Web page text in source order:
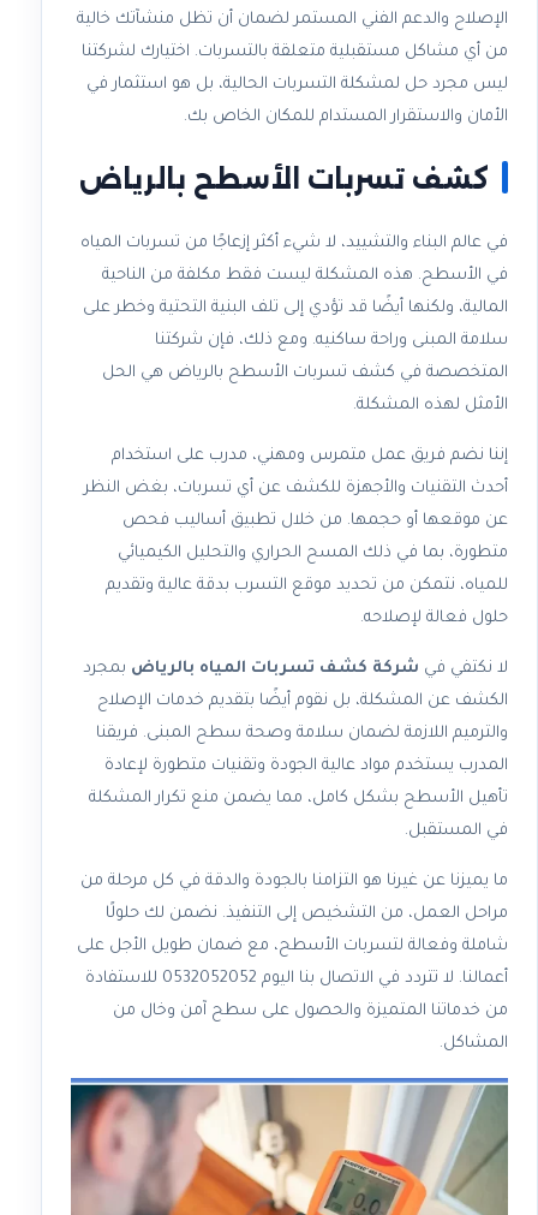
الإصلاح والدعم الفني المستمر لضمان أن تظل منشآتك خالية
من أي مشاكل مستقبلية متعلقة بالتسربات. اختيارك لشركتنا
ليس مجرد حل لمشكلة التسربات الحالية، بل هو استثمار في
الأمان والاستقرار المستدام للمكان الخاص بك.
كشف تسربات الأسطح بالرياض
في عالم البناء والتشييد، لا شيء أكثر إزعاجًا من تسربات المياه
في الأسطح. هذه المشكلة ليست فقط مكلفة من الناحية
المالية، ولكنها أيضًا قد تؤدي إلى تلف البنية التحتية وخطر على
سلامة المبنى وراحة ساكنيه. ومع ذلك، فإن شركتنا
المتخصصة في كشف تسربات الأسطح بالرياض هي الحل
الأمثل لهذه المشكلة.
إننا نضم فريق عمل متمرس ومهني، مدرب على استخدام
أحدث التقنيات والأجهزة للكشف عن أي تسربات، بغض النظر
عن موقعها أو حجمها. من خلال تطبيق أساليب فحص
متطورة، بما في ذلك المسح الحراري والتحليل الكيميائي
للمياه، نتمكن من تحديد موقع التسرب بدقة عالية وتقديم
حلول فعالة لإصلاحه.
لا نكتفي في شركة كشف تسربات المياه بالرياض بمجرد
الكشف عن المشكلة، بل نقوم أيضًا بتقديم خدمات الإصلاح
والترميم اللازمة لضمان سلامة وصحة سطح المبنى. فريقنا
المدرب يستخدم مواد عالية الجودة وتقنيات متطورة لإعادة
تأهيل الأسطح بشكل كامل، مما يضمن منع تكرار المشكلة
في المستقبل.
ما يميزنا عن غيرنا هو التزامنا بالجودة والدقة في كل مرحلة من
مراحل العمل، من التشخيص إلى التنفيذ. نضمن لك حلولًا
شاملة وفعالة لتسربات الأسطح، مع ضمان طويل الأجل على
أعمالنا. لا تتردد في الاتصال بنا اليوم 0532052052 للاستفادة
من خدماتنا المتميزة والحصول على سطح آمن وخال من
المشاكل.